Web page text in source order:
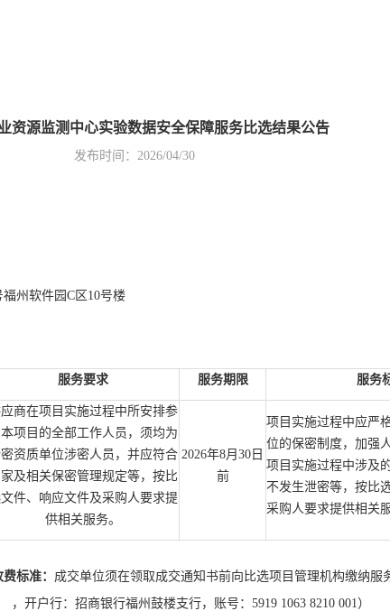
资源监测中心实验数据安全保障服务比选结果公告
发布时间：2026/04/30
州软件园C区10号楼
服务要求 服务期限 服务
商在项目实施过程中所安排参
项目的全部工作人员，须均为
资质单位涉密人员，并应符合
家及相关保密管理规定等，按比
件、响应文件及采购人要求提
供相关服务。
2026年8月30日
前
项目实施过程中应严
位的保密制度，加强
项目实施过程中涉及
不发生泄密等，按 比
采购人要求提供相关服
标准： 成交单位须在领取成交通知书前向比选项目管理机构缴纳服
，开户行：招商银行福州鼓楼支行，账号：5919 1063 8210 001）